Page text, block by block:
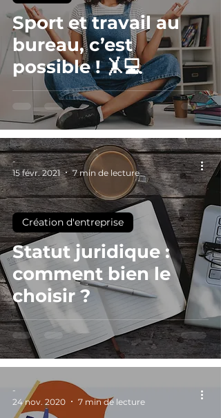
Sport et travail au
bureau, c’est
possible ! 🤸💻
Statut juridique :
comment bien le
choisir ?
Création d'entreprise
-
15 févr. 2021
7 min de lecture
-
24 nov. 2020
7 min de lecture